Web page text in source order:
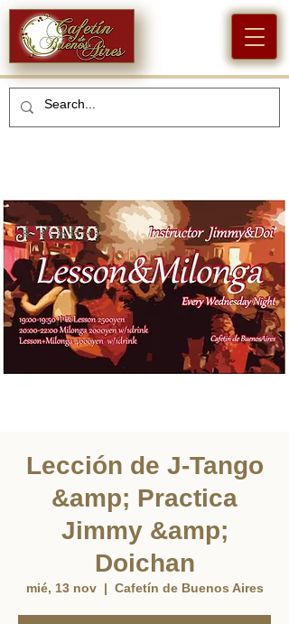
Lección de J-Tango
&amp; Practica
Jimmy &amp;
Doichan
mié, 13 nov
  |
Cafetín de Buenos Aires